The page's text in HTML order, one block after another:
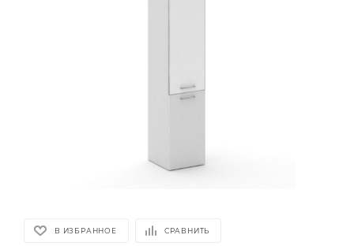
В ИЗБРАННОЕ СРАВНИТЬ